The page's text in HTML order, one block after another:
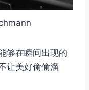
够在瞬间出现的
让美好偷偷溜